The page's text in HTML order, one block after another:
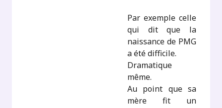
Par exemple celle
qui dit que la
naissance de PMG
a été difficile.
Dramatique
même.
Au point que sa
mère fit un